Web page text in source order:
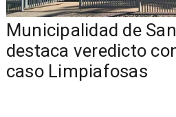
Municipalidad de
destaca veredicto
caso Limpiafosas